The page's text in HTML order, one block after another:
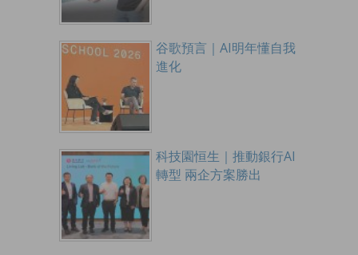
谷歌預言｜AI明年懂自我
進化
科技園恒生｜推動銀行AI
轉型 兩企方案勝出